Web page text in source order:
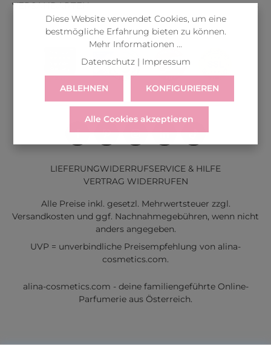
VERSANDARTEN
LIEFERUNGWIDERRUFSERVICE & HILFE
VERTRAG WIDERRUFEN
Alle Preise inkl. gesetzl. Mehrwertsteuer zzgl.
Versandkosten und ggf. Nachnahmegebühren, wenn nicht
anders angegeben.
UVP = unverbindliche Preisempfehlung von alina-
cosmetics.com.
alina-cosmetics.com - deine familiengeführte Online-
Parfumerie aus Österreich.
Diese Website verwendet Cookies, um eine
bestmögliche Erfahrung bieten zu können.
Mehr Informationen ...
Datenschutz| Impressum
ABLEHNEN KONFIGURIEREN
Alle Cookies akzeptieren